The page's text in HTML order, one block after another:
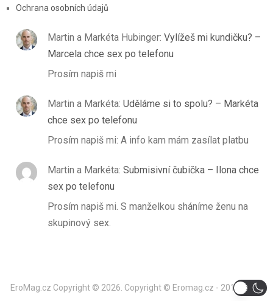
Ochrana osobních údajů
Martin a Markéta Hubinger: Vylížeš mi kundičku? –
Marcela chce sex po telefonu
Prosím napiš mi
Martin a Markéta: Uděláme si to spolu? – Markéta
chce sex po telefonu
Prosím napiš mi: A info kam mám zasílat platbu
Martin a Markéta: Submisivní čubička – Ilona chce
sex po telefonu
Prosím napiš mi. S manželkou sháníme ženu na
skupinový sex.
EroMag.cz Copyright © 2026. Copyright © Eromag.cz - 2014-2024